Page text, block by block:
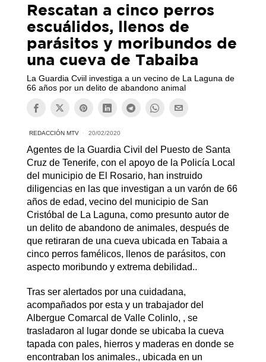
Rescatan a cinco perros
escuálidos, llenos de
parásitos y moribundos de
una cueva de Tabaiba
La Guardia Cviil investiga a un vecino de La Laguna de
66 años por un delito de abandono animal
REDACCIÓN MTV 20/02/2020
Agentes de la Guardia Civil del Puesto de Santa
Cruz de Tenerife, con el apoyo de la Policía Local
del municipio de El Rosario, han instruido
diligencias en las que investigan a un varón de 66
años de edad, vecino del municipio de San
Cristóbal de La Laguna, como presunto autor de
un delito de abandono de animales, después de
que retiraran de una cueva ubicada en Tabaia a
cinco perros famélicos, llenos de parásitos, con
aspecto moribundo y extrema debilidad..
Tras ser alertados por una cuidadana,
acompañados por esta y un trabajador del
Albergue Comarcal de Valle Colinlo, , se
trasladaron al lugar donde se ubicaba la cueva
tapada con pales, hierros y maderas en donde se
encontraban los animales., ubicada en un